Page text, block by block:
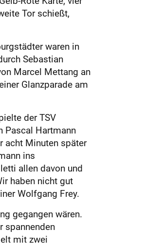
Tor schießt,
waren in
Sebastian
Marcel Mettang an
Glanzparade am
der TSV
Pascal Hartmann
acht Minuten später
ins
allen davon und
haben nicht gut
Wolfgang Frey.
gegangen wären.
spannenden
mit zwei